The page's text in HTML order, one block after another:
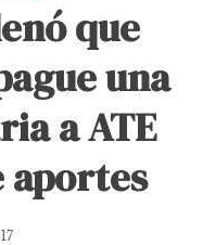
que
una
a ATE
aportes